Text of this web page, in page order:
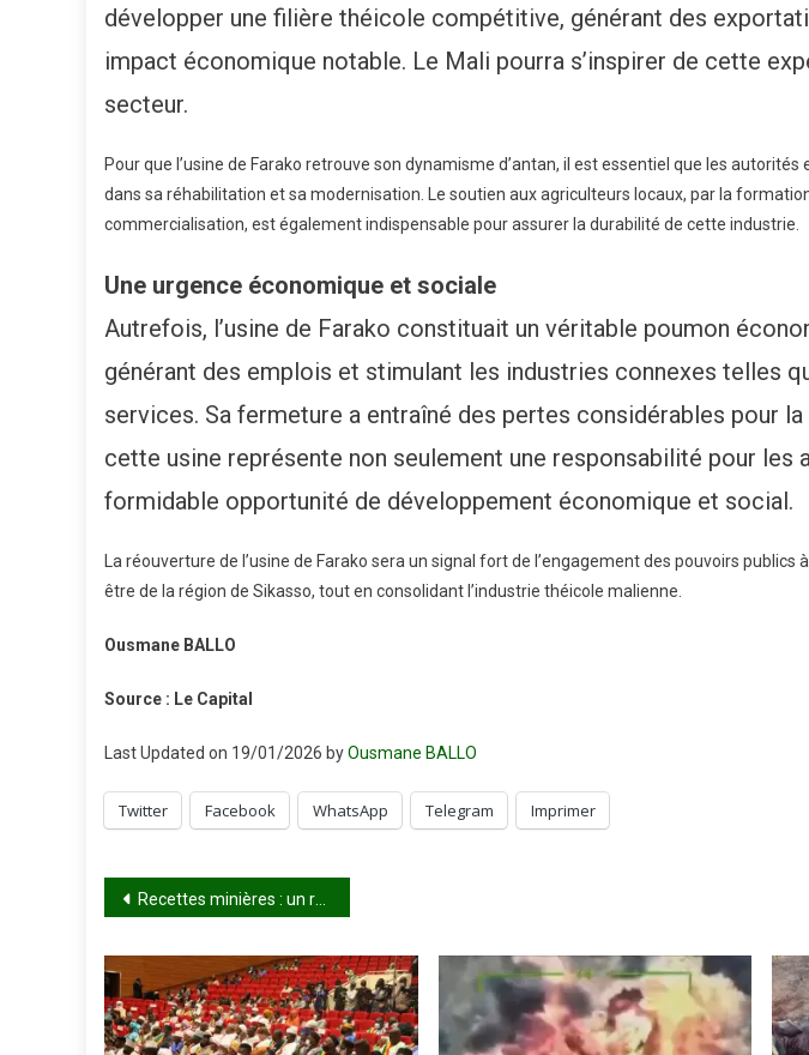
développer une filière théicole compétitive, générant des
impact économique notable. Le Mali pourra s’inspirer de cette
secteur.
Pour que l’usine de Farako retrouve son dynamisme d’antan, il est essentiel que les
dans sa réhabilitation et sa modernisation. Le soutien aux agriculteurs locaux, par la
commercialisation, est également indispensable pour assurer la durabilité de cette industrie.
Une urgence économique et sociale
Autrefois, l’usine de Farako constituait un véritable poumon
générant des emplois et stimulant les industries connexes telles
services. Sa fermeture a entraîné des pertes considérables pour
cette usine représente non seulement une responsabilité pour les
formidable opportunité de développement économique et social.
La réouverture de l’usine de Farako sera un signal fort de l’engagement des pouvoirs
être de la région de Sikasso, tout en consolidant l’industrie théicole malienne.
Ousmane BALLO
Source : Le Capital
Last Updated on 19/01/2026 byOusmane BALLO
Twitter Facebook WhatsApp Telegram Imprimer
Navigation
de
l’article
Recettes minières : un record historique de 1 022 milliards de FCFA